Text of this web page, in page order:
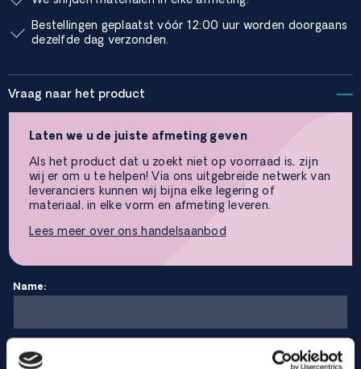
Bestellingen geplaatst vóór 12:00 uur worden doorgaans
dezelfde dag verzonden.
Vraag naar het product
Laten we u de juiste afmeting geven
Als het product dat u zoekt niet op voorraad is, zijn
wij er om u te helpen! Via ons uitgebreide netwerk van
leveranciers kunnen wij bijna elke legering of
materiaal, in elke vorm en afmeting leveren.
Lees meer over ons handelsaanbod
Name:
E-mailadres: